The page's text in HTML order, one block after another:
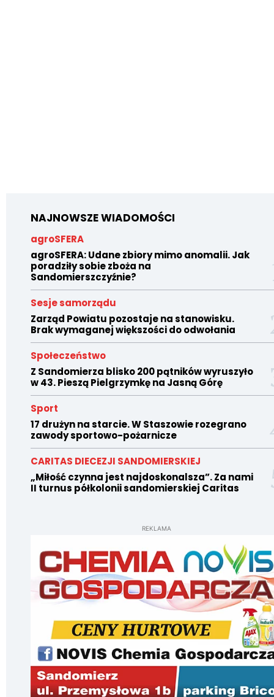
NAJNOWSZE WIADOMOŚCI
agroSFERA
agroSFERA: Udane zbiory mimo anomalii. Jak
poradziły sobie zboża na
Sandomierszczyźnie?
Sesje samorządu
Zarząd Powiatu pozostaje na stanowisku.
Brak wymaganej większości do odwołania
Społeczeństwo
Z Sandomierza blisko 200 pątników wyruszyło
w 43. Pieszą Pielgrzymkę na Jasną Górę
Sport
17 drużyn na starcie. W Staszowie rozegrano
zawody sportowo-pożarnicze
CARITAS DIECEZJI SANDOMIERSKIEJ
„Miłość czynna jest najdoskonalsza”. Za nami
II turnus półkolonii sandomierskiej Caritas
REKLAMA